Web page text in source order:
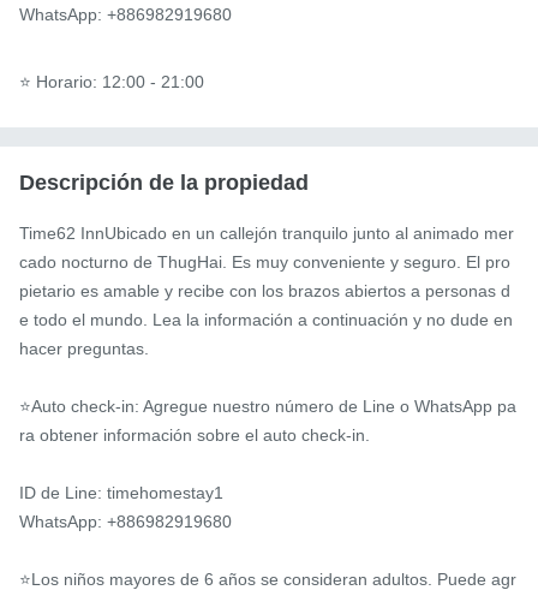
WhatsApp: +886982919680
⭐️ Horario: 12:00 - 21:00
Descripción de la propiedad
Time62 InnUbicado en un callejón tranquilo junto al animado mer
cado nocturno de ThugHai. Es muy conveniente y seguro. El pro
pietario es amable y recibe con los brazos abiertos a personas d
e todo el mundo. Lea la información a continuación y no dude en
hacer preguntas.
⭐️Auto check-in: Agregue nuestro número de Line o WhatsApp pa
ra obtener información sobre el auto check-in.
ID de Line: timehomestay1
WhatsApp: +886982919680
⭐️Los niños mayores de 6 años se consideran adultos. Puede agr